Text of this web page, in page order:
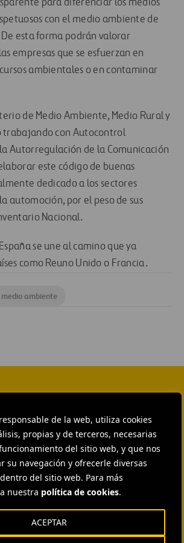
de la web, utiliza cookies
propias y de terceros, necesarias
del sitio web, y que nos
su navegación y ofrecerle diversas
del sitio web. Para más
nuestra política de cookies.
ACEPTAR
para diferenciar los medios
con el medio ambiente de
De esta forma podrán valorar
empresas que se esfuerzan en
ambientales o en contaminar
de Medio Ambiente, Medio Rural y
trabajando con Autocontrol
Autorregulación de la Comunicación
este código de buenas
dedicado a los sectores
automoción, por el peso de sus
Nacional.
se une al camino que ya
como Reuno Unido o Francia.
ambiente
OF EXTERNAL
AND
RELATIONS
García Ruiz
ENVIAR CORREO
COMMUNICATION
ENVIAR CORREO